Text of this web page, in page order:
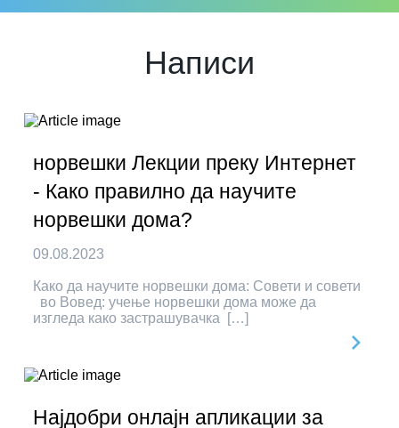
Написи
норвешки Лекции преку Интернет
- Како правилно да научите
норвешки дома?
09.08.2023
Како да научите норвешки дома: Совети и совети
во Вовед: учење норвешки дома може да
изгледа како застрашувачка […]
Најдобри онлајн апликации за